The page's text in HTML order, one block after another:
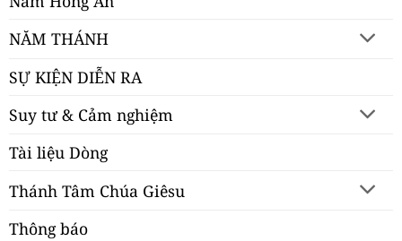
NĂM THÁNH
SỰ KIỆN DIỄN RA
Suy tư & Cảm nghiệm
Tài liệu Dòng
Thánh Tâm Chúa Giêsu
Thông báo